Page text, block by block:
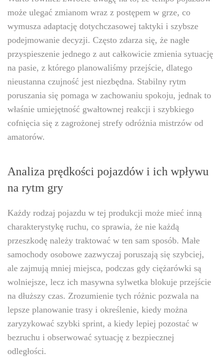
może ulegać zmianom wraz z postępem w grze, co
wymusza adaptację dotychczasowej taktyki i szybsze
podejmowanie decyzji. Często zdarza się, że nagłe
przyspieszenie jednego z aut całkowicie zmienia sytuację
na pasie, z którego planowaliśmy przejście, dlatego
nieustanna czujność jest niezbędna. Stabilny rytm
poruszania się pomaga w zachowaniu spokoju, jednak to
właśnie umiejętność gwałtownej reakcji i szybkiego
cofnięcia się z zagrożonej strefy odróżnia mistrzów od
amatorów.
Analiza prędkości pojazdów i ich wpływu
na rytm gry
Każdy rodzaj pojazdu w tej produkcji może mieć inną
charakterystykę ruchu, co sprawia, że nie każdą
przeszkodę należy traktować w ten sam sposób. Małe
samochody osobowe zazwyczaj poruszają się szybciej,
ale zajmują mniej miejsca, podczas gdy ciężarówki są
wolniejsze, lecz ich masywna sylwetka blokuje przejście
na dłuższy czas. Zrozumienie tych różnic pozwala na
lepsze planowanie trasy i określenie, kiedy można
zaryzykować szybki sprint, a kiedy lepiej pozostać w
bezruchu i obserwować sytuację z bezpiecznej
odległości.